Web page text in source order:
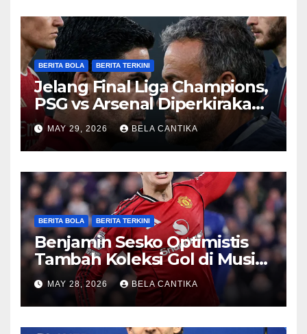
BERITA BOLA BERITA TERKINI
Jelang Final Liga Champions,
PSG vs Arsenal Diperkirakan
Sengit
MAY 29, 2026 BELA CANTIKA
BERITA BOLA BERITA TERKINI
Benjamin Sesko Optimistis
Tambah Koleksi Gol di Musim
2026/27
MAY 28, 2026 BELA CANTIKA